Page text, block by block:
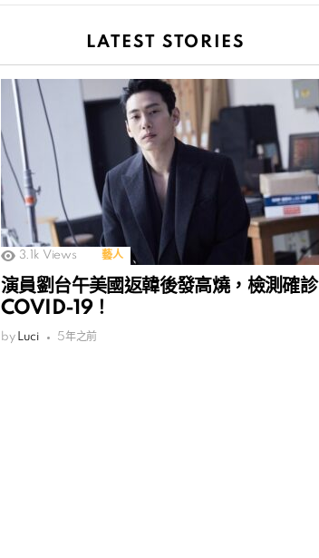
LATEST STORIES
3.1k Views 藝人
演員劉台午美國返韓後發高燒，檢測確診
COVID-19！
by Luci 5年之前